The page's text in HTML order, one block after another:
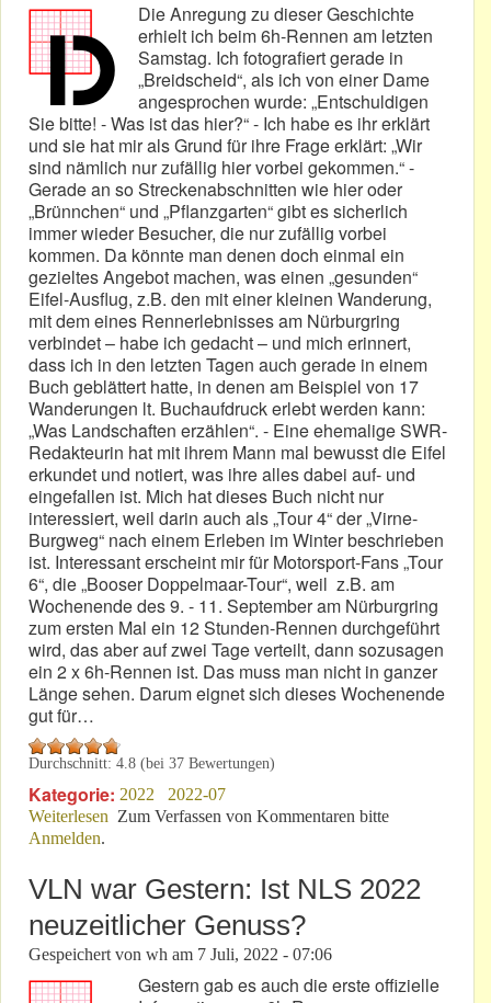
Die Anregung zu dieser Geschichte
erhielt ich beim 6h-Rennen am letzten
Samstag. Ich fotografiert gerade in
„Breidscheid“, als ich von einer Dame
angesprochen wurde: „Entschuldigen
Sie bitte! - Was ist das hier?“ - Ich habe es ihr erklärt
und sie hat mir als Grund für ihre Frage erklärt: „Wir
sind nämlich nur zufällig hier vorbei gekommen.“ -
Gerade an so Streckenabschnitten wie hier oder
„Brünnchen“ und „Pflanzgarten“ gibt es sicherlich
immer wieder Besucher, die nur zufällig vorbei
kommen. Da könnte man denen doch einmal ein
gezieltes Angebot machen, was einen „gesunden“
Eifel-Ausflug, z.B. den mit einer kleinen Wanderung,
mit dem eines Rennerlebnisses am Nürburgring
verbindet – habe ich gedacht – und mich erinnert,
dass ich in den letzten Tagen auch gerade in einem
Buch geblättert hatte, in denen am Beispiel von 17
Wanderungen lt. Buchaufdruck erlebt werden kann:
„Was Landschaften erzählen“. - Eine ehemalige SWR-
Redakteurin hat mit ihrem Mann mal bewusst die Eifel
erkundet und notiert, was ihre alles dabei auf- und
eingefallen ist. Mich hat dieses Buch nicht nur
interessiert, weil darin auch als „Tour 4“ der „Virne-
Burgweg“ nach einem Erleben im Winter beschrieben
ist. Interessant erscheint mir für Motorsport-Fans „Tour
6“, die „Booser Doppelmaar-Tour“, weil z.B. am
Wochenende des 9. - 11. September am Nürburgring
zum ersten Mal ein 12 Stunden-Rennen durchgeführt
wird, das aber auf zwei Tage verteilt, dann sozusagen
ein 2 x 6h-Rennen ist. Das muss man nicht in ganzer
Länge sehen. Darum eignet sich dieses Wochenende
gut für…
Durchschnitt: 4.8 (bei 37 Bewertungen)
Kategorie: 2022
2022-07
Weiterlesen über Eine Anregung: „Mit Geist & Füßen – in der
Zum Verfassen von Kommentaren bitte
Anmelden.
VLN war Gestern: Ist NLS 2022
neuzeitlicher Genuss?
Gespeichert von wh am 7 Juli, 2022 - 07:06
Gestern gab es auch die erste offizielle